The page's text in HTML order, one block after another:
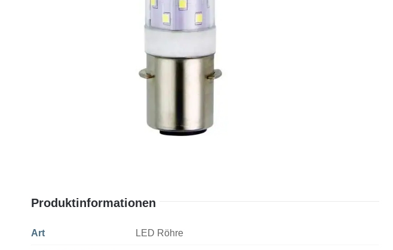
Produktinformationen
Art LED Röhre